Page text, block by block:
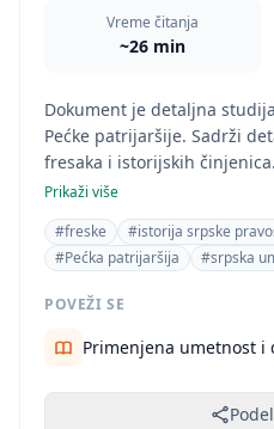
Vreme čitanja
~26 min
Dokument je detaljna
Pećke patrijaršije. Sadrži
fresaka i istorijskih
literatura i referenciranje na
na naučni rad, a ne na
rad. Oblast studija je jasno istorija, zbog fokusiranja na
istorijske i umetničke
Prikaži više
#freske
#istorija srpske
#Pećka patrijaršija
#srpska
POVEŽI SE
Primenjena umetnost i